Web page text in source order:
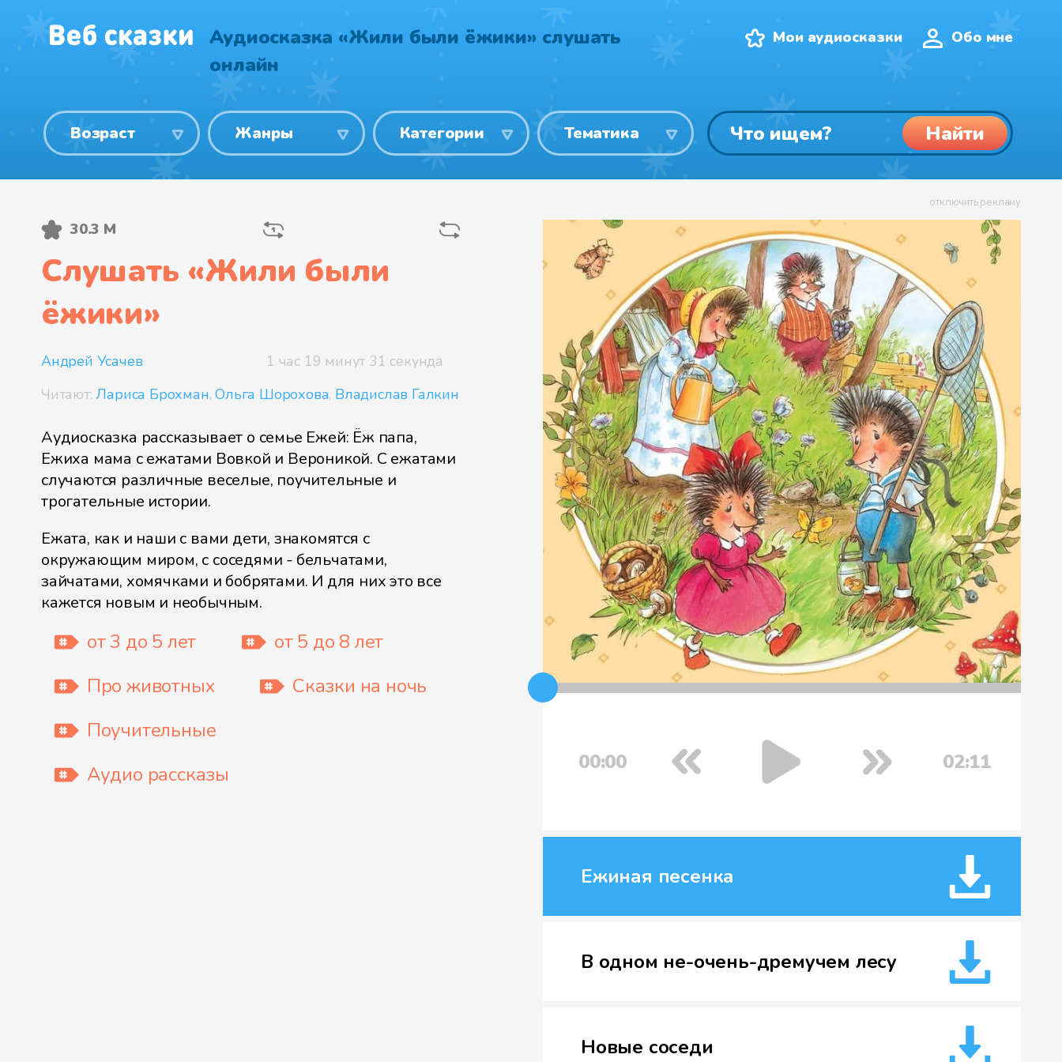
Аудиосказка «Жили были ёжики» слушать
онлайн
Мои аудиосказки Обо мне
Возраст Жанры Категории Тематика Найти
отключить рекламу
00:00 02:11
Ежиная песенка
В одном не-очень-дремучем лесу
Новые соседи
30.3 М
Слушать «Жили были
ёжики»
Андрей Усачев
1 час 19 минут 31 секунда
Читают:Лариса Брохман,Ольга Шорохова, Владислав Галкин
Аудиосказка рассказывает о семье Ежей: Ёж папа,
Ежиха мама с ежатами Вовкой и Вероникой. С ежатами
случаются различные веселые, поучительные и
трогательные истории.
Ежата, как и наши с вами дети, знакомятся с
окружающим миром, с соседями - бельчатами,
зайчатами, хомячками и бобрятами. И для них это все
кажется новым и необычным.
от 3 до 5 лет
от 5 до 8 лет
Про животных
Сказки на ночь
Поучительные
Аудио рассказы